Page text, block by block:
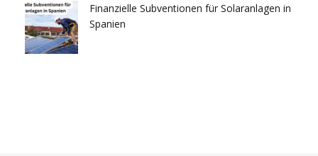
Finanzielle Subventionen für Solaranlagen in
Spanien